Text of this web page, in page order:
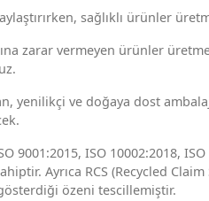
sağlıklı ürünler
zarar vermeyen ürünler
yenilikçi ve doğaya dost
9001:2015, ISO 10002:2018,
Ayrıca RCS (Recycled
özeni tescillemiştir.